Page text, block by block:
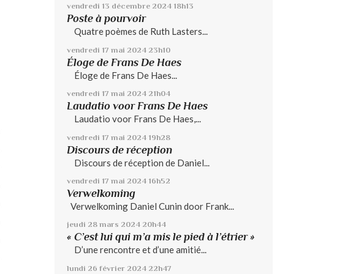
vendredi 13 décembre 2024 18h13
Poste à pourvoir
Quatre poèmes de Ruth Lasters...
vendredi 17 mai 2024 23h10
Éloge de Frans De Haes
Éloge de Frans De Haes...
vendredi 17 mai 2024 21h04
Laudatio voor Frans De Haes
Laudatio voor Frans De Haes,...
vendredi 17 mai 2024 19h28
Discours de réception
Discours de réception de Daniel...
vendredi 17 mai 2024 16h52
Verwelkoming
Verwelkoming Daniel Cunin door Frank...
jeudi 28 mars 2024 20h44
« C’est lui qui m’a mis le pied à l’étrier »
D’une rencontre et d’une amitié...
lundi 26 février 2024 22h47